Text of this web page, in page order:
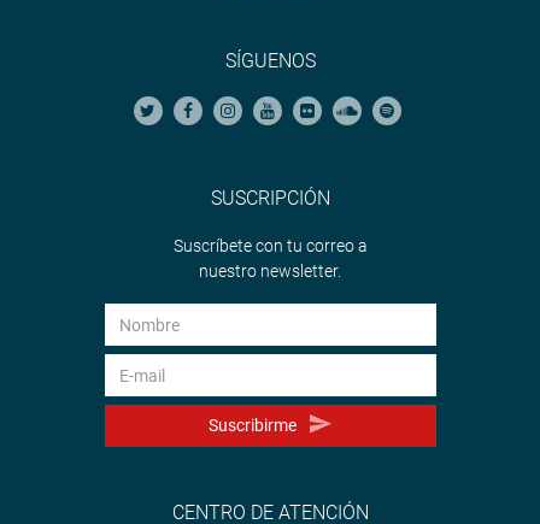
SÍGUENOS
SUSCRIPCIÓN
Suscríbete con tu correo a
nuestro newsletter.
Suscribirme
CENTRO DE ATENCIÓN